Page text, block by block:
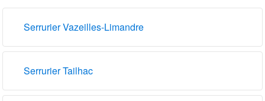
Serrurier Vazeilles-Limandre
Serrurier Tailhac